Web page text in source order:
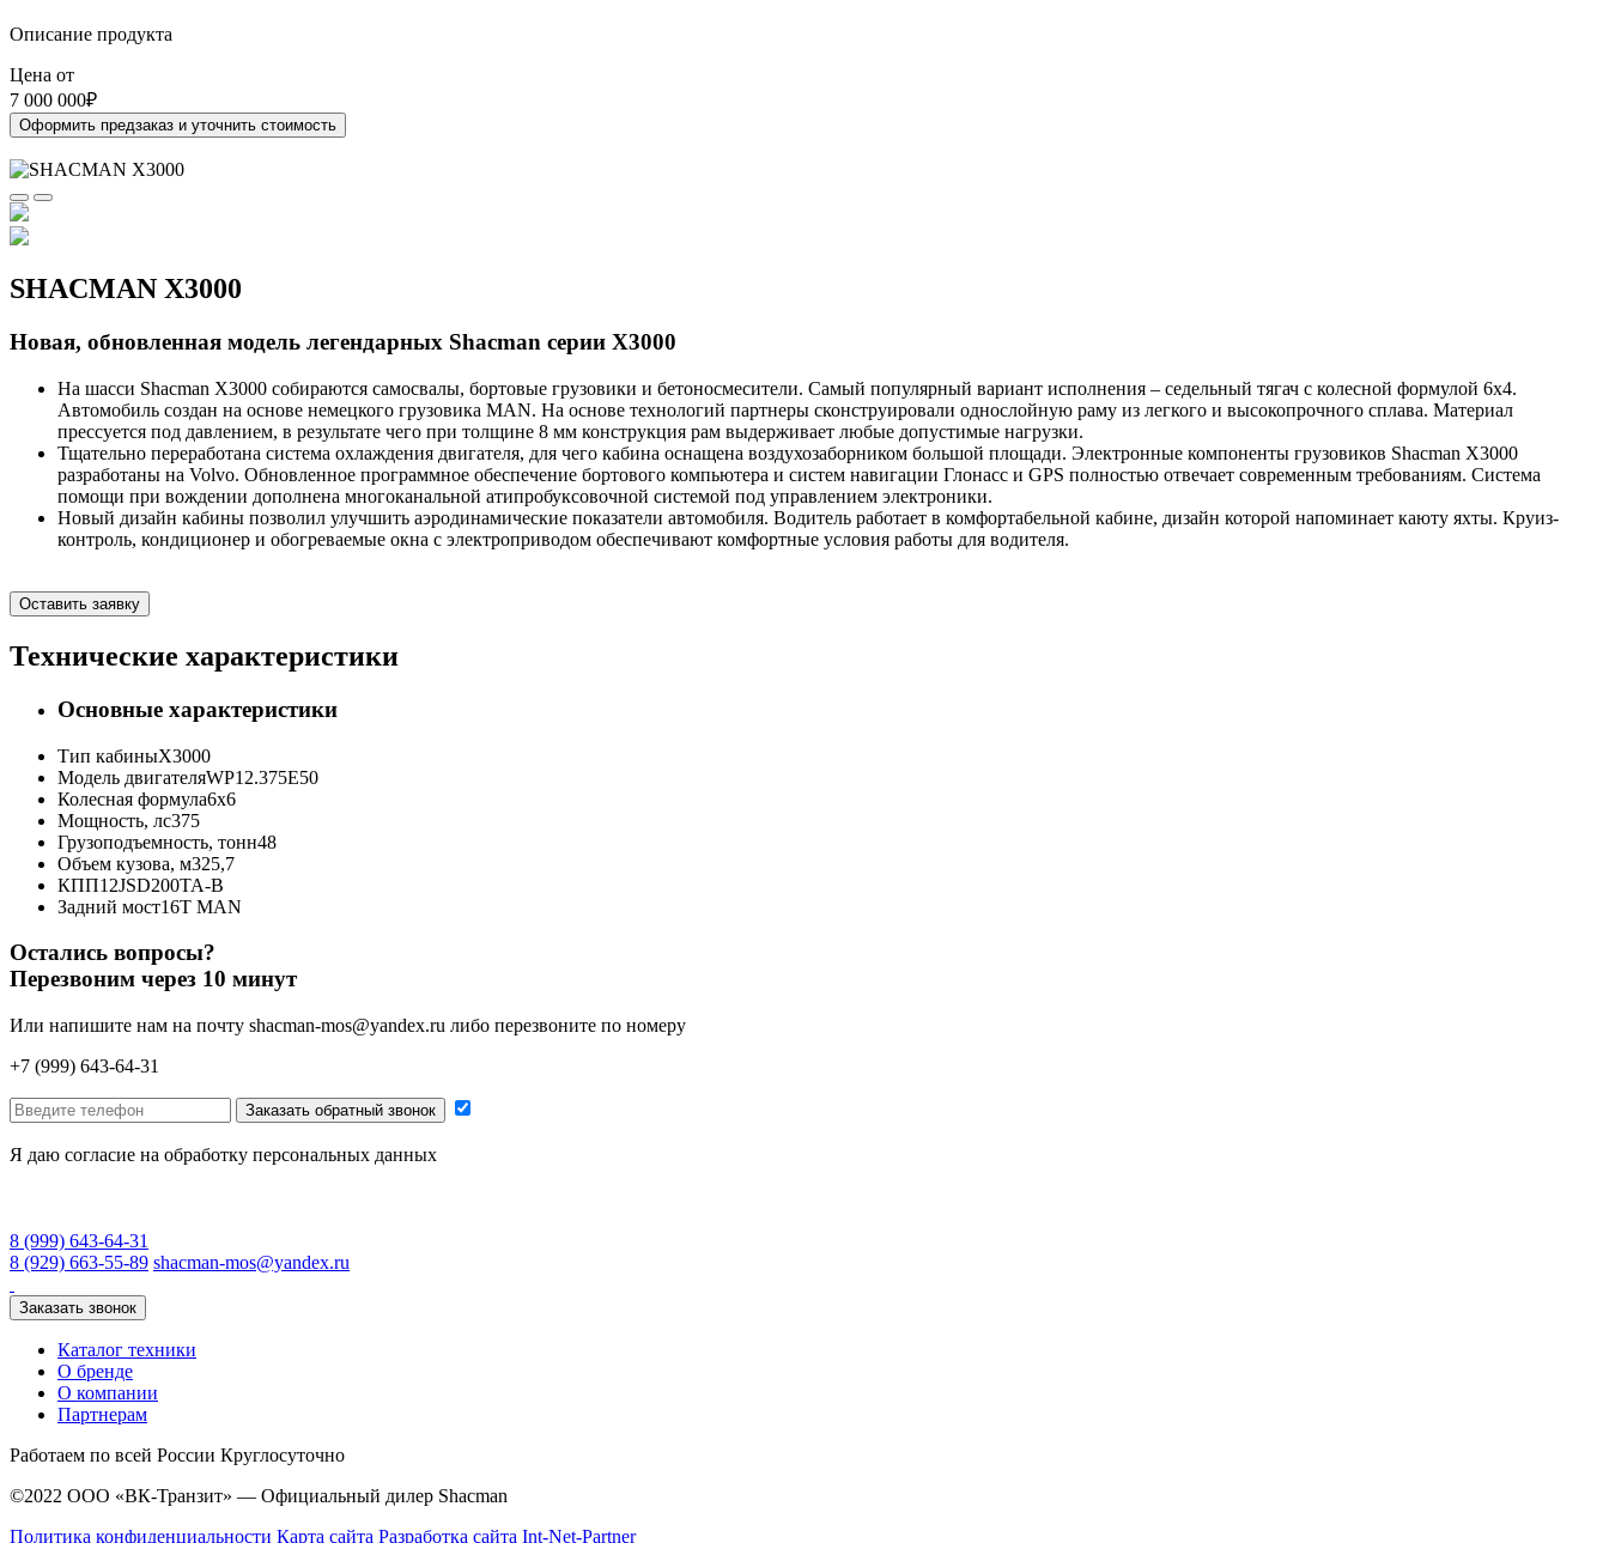
Описание продукта
Цена от
7 000 000₽
Оформить предзаказ и уточнить стоимость
SHACMAN X3000
Новая, обновленная модель легендарных Shacman серии X3000
На шасси Shacman Х3000 собираются самосвалы, бортовые грузовики и бетоносмесители. Самый популярный вариант исполнения – седельный тягач с колесной формулой 6х4.
Автомобиль создан на основе немецкого грузовика MAN. На основе технологий партнеры сконструировали однослойную раму из легкого и высокопрочного сплава. Материал
прессуется под давлением, в результате чего при толщине 8 мм конструкция рам выдерживает любые допустимые нагрузки.
Тщательно переработана система охлаждения двигателя, для чего кабина оснащена воздухозаборником большой площади. Электронные компоненты грузовиков Shacman Х3000
разработаны на Volvo. Обновленное программное обеспечение бортового компьютера и систем навигации Глонасс и GPS полностью отвечает современным требованиям. Система
помощи при вождении дополнена многоканальной атипробуксовочной системой под управлением электроники.
Новый дизайн кабины позволил улучшить аэродинамические показатели автомобиля. Водитель работает в комфортабельной кабине, дизайн которой напоминает каюту яхты. Круиз-
контроль, кондиционер и обогреваемые окна с электроприводом обеспечивают комфортные условия работы для водителя.
Оставить заявку
Технические характеристики
Основные характеристики
Тип кабиныX3000
Модель двигателяWP12.375E50
Колесная формула6x6
Мощность, лс375
Грузоподъемность, тонн48
Объем кузова, м325,7
КПП12JSD200TA-B
Задний мост16T MAN
Остались вопросы?
Перезвоним через 10 минут
Или напишите нам на почту shacman-mos@yandex.ru либо перезвоните по номеру
+7 (999) 643-64-31
Заказать обратный звонок
Я даю согласие на обработку персональных данных
8 (999) 643-64-31
8 (929) 663-55-89 shacman-mos@yandex.ru
Заказать звонок
Каталог техники
О бренде
О компании
Партнерам
Работаем по всей России Круглосуточно
©2022 ООО «ВК-Транзит» — Официальный дилер Shacman
Политика конфиденциальности Карта сайта Разработка сайта Int-Net-Partner